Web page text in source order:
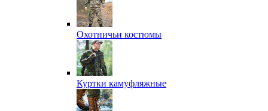
Охотничьи костюмы
Куртки камуфляжные